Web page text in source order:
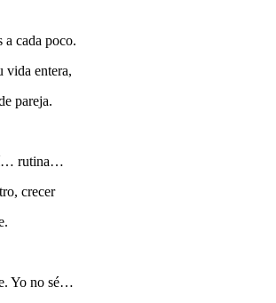
a cada poco.
vida entera,
pareja.
rutina…
crecer
Yo no sé…